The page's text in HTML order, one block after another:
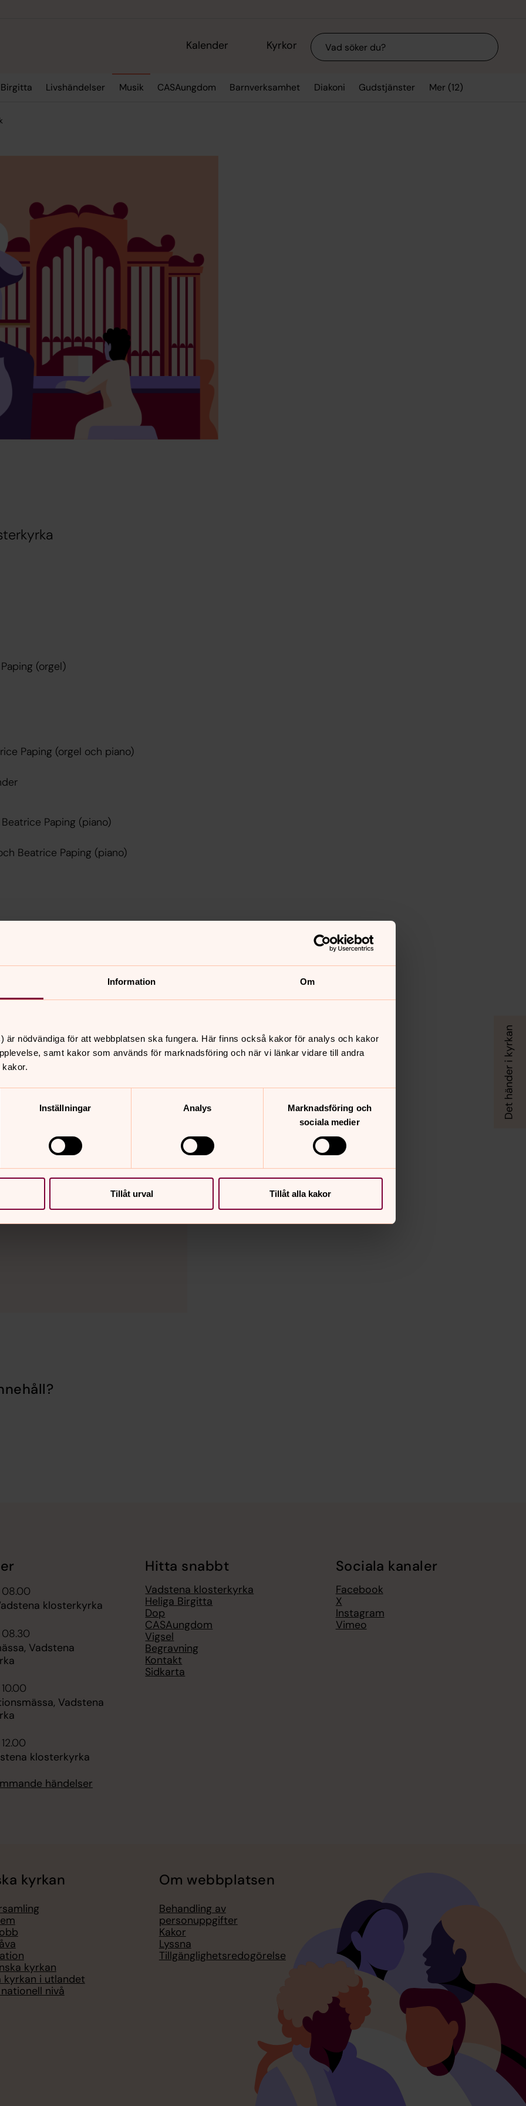
Information Om
är nödvändiga för att webbplatsen ska fungera. Här finns också kakor för analys och kakor
samt kakor som används för marknadsföring och när vi länkar vidare till andra
Inställningar Analys
Marknadsföring och
sociala medier
Tillåt urval Tillåt alla kakor
Kalender Kyrkor Sök
Livshändelser Musik CASAungdom Barnverksamhet Diakoni Gudstjänster Mer (12)
(orgel)
Paping (orgel och piano)
Paping (piano)
Beatrice Paping (piano)
ideella
klosterkyrka
Vadstena
Vadstena
klosterkyrka
händelser
Hitta snabbt
Vadstena klosterkyrka
Heliga Birgitta
Dop
CASAungdom
Vigsel
Begravning
Kontakt
Sidkarta
Sociala kanaler
Facebook
X
Instagram
Vimeo
kyrkan
kyrkan
kyrkan i utlandet
nivå
Om webbplatsen
Behandling av
personuppgifter
Kakor
Lyssna
Tillgänglighetsredogörelse